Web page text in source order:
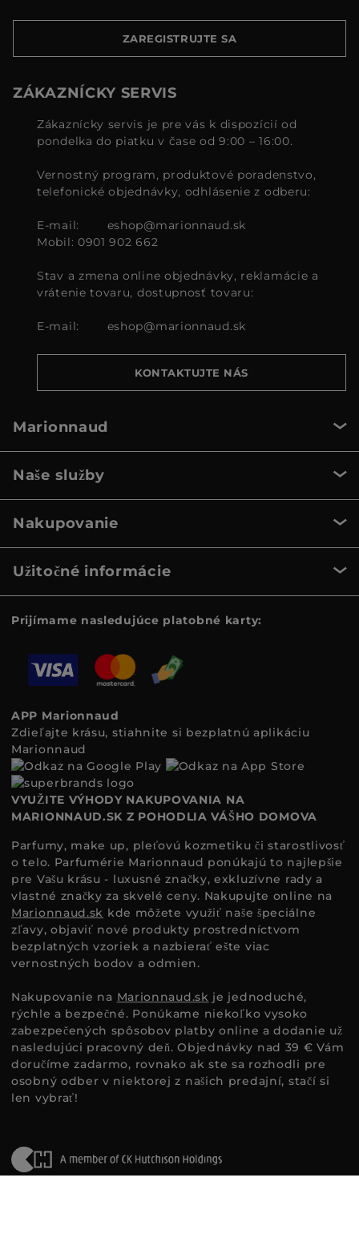
ZAREGISTRUJTE SA
ZÁKAZNÍCKY SERVIS
Zákaznícky servis je pre vás k dispozícií od
pondelka do piatku v čase od 9:00 – 16:00.
Vernostný program, produktové poradenstvo,
telefonické objednávky, odhlásenie z odberu:
E-mail:
eshop@marionnaud.sk
Mobil: 0901 902 662
Stav a zmena online objednávky, reklamácie a
vrátenie tovaru, dostupnosť tovaru:
E-mail: eshop@marionnaud.sk
KONTAKTUJTE NÁS
Marionnaud
Naše služby
Nakupovanie
Užitočné informácie
Prijímame nasledujúce platobné karty:
APP Marionnaud
Zdieľajte krásu, stiahnite si bezplatnú aplikáciu
Marionnaud
VYUŽITE VÝHODY NAKUPOVANIA NA
MARIONNAUD.SK Z POHODLIA VÁŠHO DOMOVA
Parfumy, make up, pleťovú kozmetiku či starostlivosť
o telo. Parfumérie Marionnaud ponúkajú to najlepšie
pre Vašu krásu - luxusné značky, exkluzívne rady a
vlastné značky za skvelé ceny. Nakupujte online na
Marionnaud.sk kde môžete využiť naše špeciálne
zľavy, objaviť nové produkty prostredníctvom
bezplatných vzoriek a nazbierať ešte viac
vernostných bodov a odmien.
Nakupovanie na Marionnaud.sk je jednoduché,
rýchle a bezpečné. Ponúkame niekoľko vysoko
zabezpečených spôsobov platby online a dodanie už
nasledujúci pracovný deň. Objednávky nad 39 € Vám
doručíme zadarmo, rovnako ak ste sa rozhodli pre
osobný odber v niektorej z našich predajní, stačí si
len vybrať!